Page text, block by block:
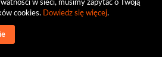
w sieci, musimy zapytać o Twoją
cookies. Dowiedz się więcej.